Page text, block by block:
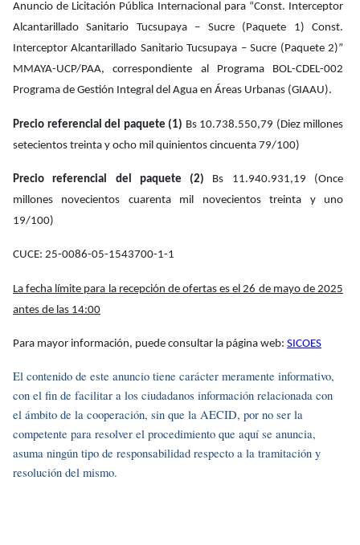
Anuncio de Licitación Pública Internacional para “Const. Interceptor
Alcantarillado Sanitario Tucsupaya – Sucre (Paquete 1) Const.
Interceptor Alcantarillado Sanitario Tucsupaya – Sucre (Paquete 2)”
MMAYA-UCP/PAA, correspondiente al Programa BOL-CDEL-002
Programa de Gestión Integral del Agua en Áreas Urbanas (GIAAU).
Precio referencial del paquete (1) Bs 10.738.550,79 (Diez millones
setecientos treinta y ocho mil quinientos cincuenta 79/100)
Precio referencial del paquete (2) Bs 11.940.931,19 (Once
millones novecientos cuarenta mil novecientos treinta y uno
19/100)
CUCE: 25-0086-05-1543700-1-1
La fecha límite para la recepción de ofertas es el 26 de mayo de 2025
antes de las 14:00
Para mayor información, puede consultar la página web: SICOES
El contenido de este anuncio tiene carácter meramente informativo,
con el fin de facilitar a los ciudadanos información relacionada con
el ámbito de la cooperación, sin que la AECID, por no ser la
competente para resolver el procedimiento que aquí se anuncia,
asuma ningún tipo de responsabilidad respecto a la tramitación y
resolución del mismo.